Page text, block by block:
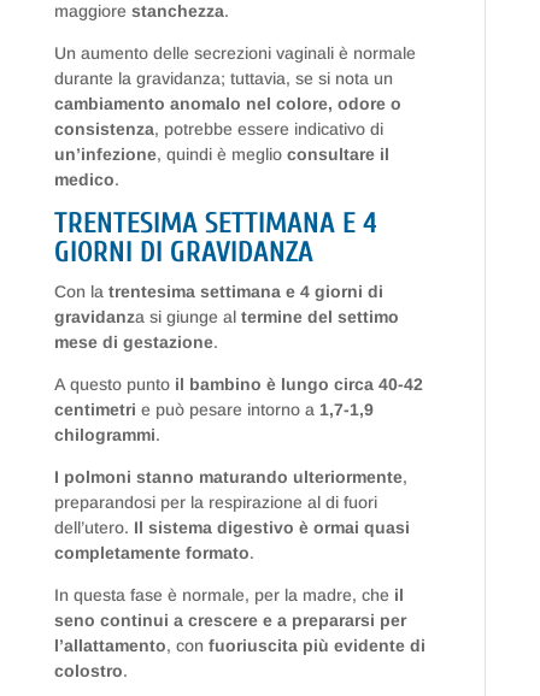
maggiore stanchezza.
Un aumento delle secrezioni vaginali è normale
durante la gravidanza; tuttavia, se si nota un
cambiamento anomalo nel colore, odore o
consistenza, potrebbe essere indicativo di
un’infezione, quindi è meglio consultare il
medico.
TRENTESIMA SETTIMANA E 4
GIORNI DI GRAVIDANZA
Con la trentesima settimana e 4 giorni di
gravidanza si giunge al termine del settimo
mese di gestazione.
A questo punto il bambino è lungo circa 40-42
centimetri e può pesare intorno a 1,7-1,9
chilogrammi.
I polmoni stanno maturando ulteriormente,
preparandosi per la respirazione al di fuori
dell’utero. Il sistema digestivo è ormai quasi
completamente formato.
In questa fase è normale, per la madre, che il
seno continui a crescere e a prepararsi per
l’allattamento, con fuoriuscita più evidente di
colostro.